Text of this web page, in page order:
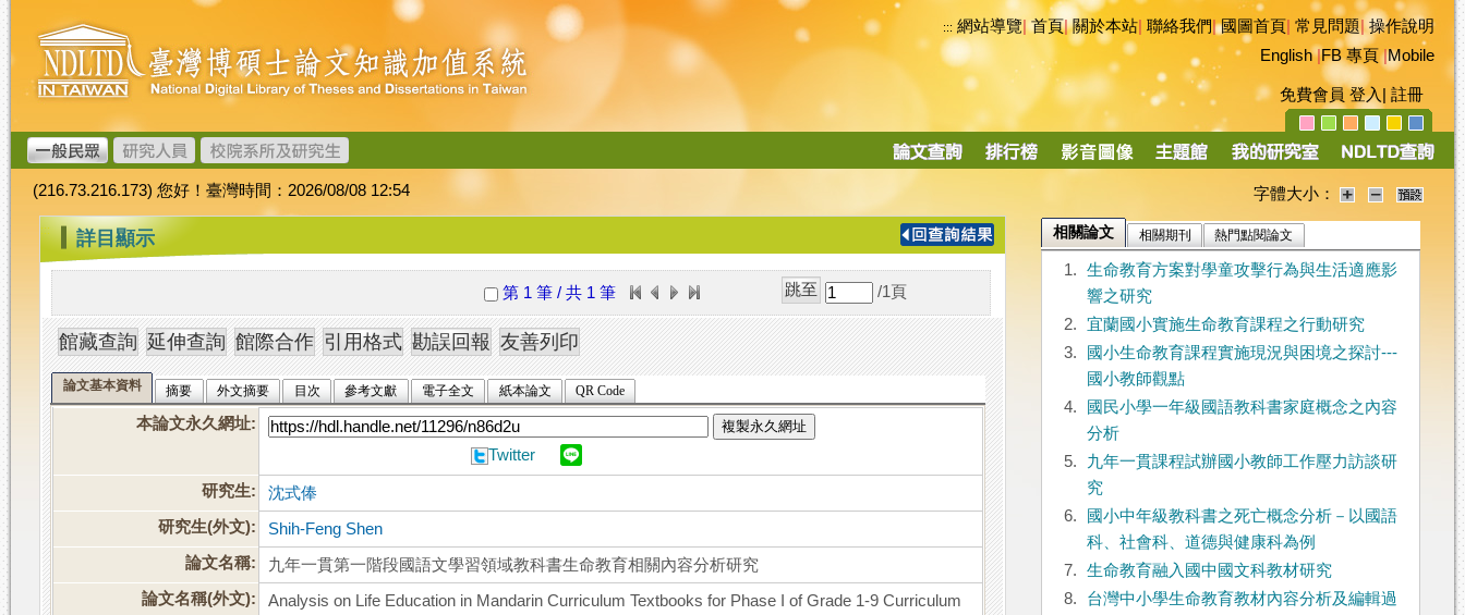
跳
到
主
要
內
容
臺
灣
博
碩
士
論
文
加
值
系
統
::: 網站導覽|首頁|關於本站 聯絡我們|國圖首頁 常見問題|操作說明
English|FB 專頁|Mobile
免費會員 登入 註冊
導
(216.73.216.173) 您好！臺灣時間：2026/08/08 12:54 字體大小：
::: 詳目顯示
第 1 筆 / 共 1 筆 /1 頁
論文基本資料 摘要 外文摘要 目次 參考文獻 電子全文 紙本論文 QR Code
本論文永久網址: 複製永久網址
Twitter
研究生:
沈式俸
研究生(外文):
Shih-Feng Shen
論文名稱:
九年一貫第一階段國語文學習領域教科書生命教育相關內容分析研究
論文名稱(外文):
Analysis on Life Education in Mandarin Curriculum Textbooks for Phase I of Grade 1-9 Curriculum
相關論文 相關期刊 熱門點閱論文
1.
生命教育方案對學童攻擊行為與生活適應影
響之研究
2.
宜蘭國小實施生命教育課程之行動研究
3.
國小生命教育課程實施現況與困境之探討---
國小教師觀點
4.
國民小學一年級國語教科書家庭概念之內容
分析
5.
九年一貫課程試辦國小教師工作壓力訪談研
究
6.
國小中年級教科書之死亡概念分析－以國語
科、社會科、道德與健康科為例
7.
生命教育融入國中國文科教材研究
8.
台灣中小學生命教育教材內容分析及編輯過